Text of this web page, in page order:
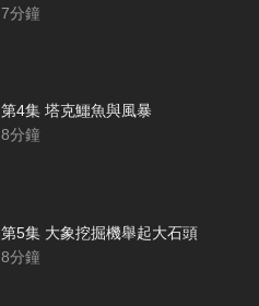
7分鐘
第4集 塔克鱷魚與風暴
8分鐘
第5集 大象挖掘機舉起大石頭
8分鐘